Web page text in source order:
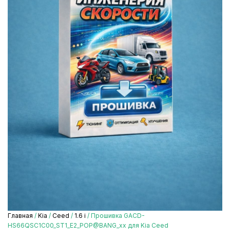
Главная / Kia / Ceed / 1.6 i / Прошивка GACD-
HS66QSC1C00_ST1_E2_POP@BANG_xx для Kia Ceed